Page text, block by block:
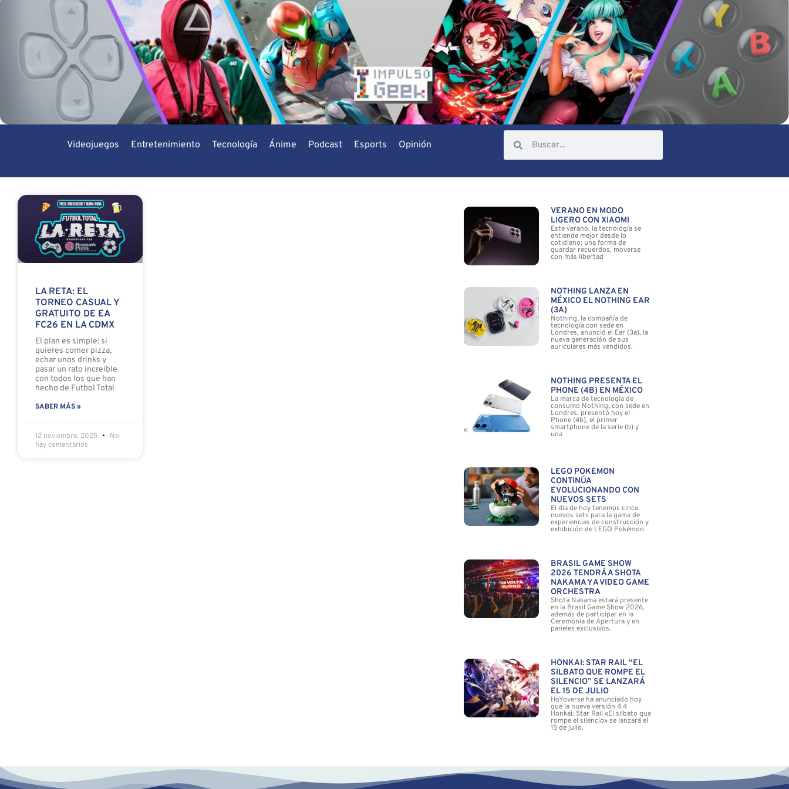
Videojuegos Entretenimiento Tecnología Ánime Podcast Esports Opinión
LA RETA: EL
TORNEO CASUAL Y
GRATUITO DE EA
FC26 EN LA CDMX
El plan es simple: si
quieres comer pizza,
echar unos drinks y
pasar un rato increíble
con todos los que han
hecho de Futbol Total
SABER MÁS »
12 noviembre, 2025
No
hay comentarios
VERANO EN MODO
LIGERO CON XIAOMI
Este verano, la tecnología se
entiende mejor desde lo
cotidiano: una forma de
guardar recuerdos, moverse
con más libertad
NOTHING LANZA EN
MÉXICO EL NOTHING EAR
(3A)
Nothing, la compañía de
tecnología con sede en
Londres, anunció el Ear (3a), la
nueva generación de sus
auriculares más vendidos.
NOTHING PRESENTA EL
PHONE (4B) EN MÉXICO
La marca de tecnología de
consumo Nothing, con sede en
Londres, presentó hoy el
Phone (4b), el primer
smartphone de la serie (b) y
una
LEGO POKÉMON
CONTINÚA
EVOLUCIONANDO CON
NUEVOS SETS
El día de hoy tenemos cinco
nuevos sets para la gama de
experiencias de construcción y
exhibición de LEGO Pokémon.
BRASIL GAME SHOW
2026 TENDRÁ A SHOTA
NAKAMA Y A VIDEO GAME
ORCHESTRA
Shota Nakama estará presente
en la Brasil Game Show 2026,
además de participar en la
Ceremonia de Apertura y en
paneles exclusivos.
HONKAI: STAR RAIL “EL
SILBATO QUE ROMPE EL
SILENCIO” SE LANZARÁ
EL 15 DE JULIO
HoYoverse ha anunciado hoy
que la nueva versión 4.4
Honkai: Star Rail «El silbato que
rompe el silencio» se lanzará el
15 de julio.